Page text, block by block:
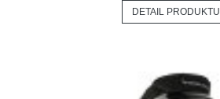
DETAIL PRODUKTU